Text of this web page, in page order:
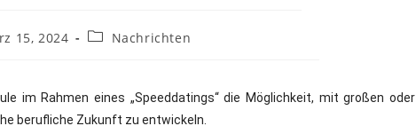
15, 2024 Nachrichten
im Rahmen eines „Speeddatings“ die Möglichkeit, mit großen oder
berufliche Zukunft zu entwickeln.